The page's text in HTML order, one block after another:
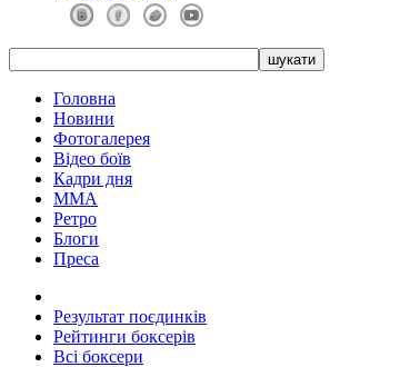
Головна
Новини
Фотогалерея
Відео боїв
Кадри дня
ММА
Ретро
Блоги
Преса
Результат поєдинків
Рейтинги боксерів
Всі боксери